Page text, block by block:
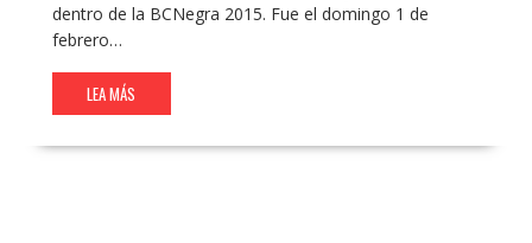
dentro de la BCNegra 2015. Fue el domingo 1 de
febrero…
LEA MÁS